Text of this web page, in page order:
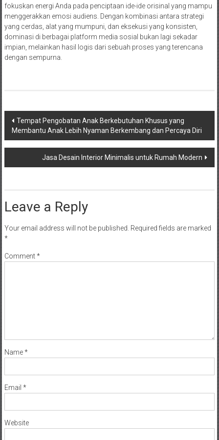
fokuskan energi Anda pada penciptaan ide-ide orisinal yang mampu
menggerakkan emosi audiens. Dengan kombinasi antara strategi
yang cerdas, alat yang mumpuni, dan eksekusi yang konsisten,
dominasi di berbagai platform media sosial bukan lagi sekadar
impian, melainkan hasil logis dari sebuah proses yang terencana
dengan sempurna.
Post
navigation
Tempat Pengobatan Anak Berkebutuhan Khusus yang
Membantu Anak Lebih Nyaman Berkembang dan Percaya Diri
Jasa Desain Interior Minimalis untuk Rumah Modern
Leave a Reply
Your email address will not be published. Required fields are marked
*
Comment*
Name*
Email *
Website